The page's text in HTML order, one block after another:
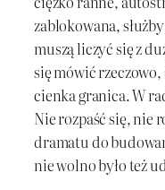
zablokowana,
muszą liczyć się z
się mówić rzeczowo,
cienka granica. W
Nie rozpaść się, nie
dramatu do
nie wolno było też